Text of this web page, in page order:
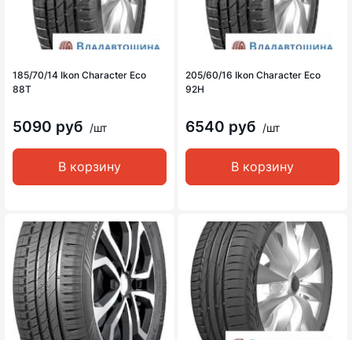
185/70/14 Ikon Character Eco
88T
5090 руб /шт
В корзину
205/60/16 Ikon Character Eco
92H
6540 руб /шт
В корзину